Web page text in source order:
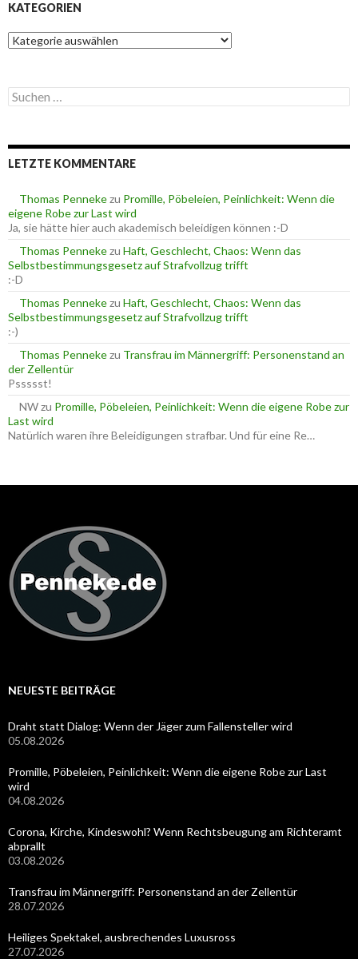
KATEGORIEN
K
a
g
o
n
S
u
e
n
c
h
:
LETZTE KOMMENTARE
Thomas Pennekezu Promille, Pöbeleien, Peinlichkeit: Wenn die
eigene Robe zur Last wird
Ja, sie hätte hier auch akademisch beleidigen können :-D
Thomas Pennekezu Haft, Geschlecht, Chaos: Wenn das
Selbstbestimmungsgesetz auf Strafvollzug trifft
:-D
Thomas Pennekezu Haft, Geschlecht, Chaos: Wenn das
Selbstbestimmungsgesetz auf Strafvollzug trifft
:-)
Thomas Pennekezu Transfrau im Männergriff: Personenstand an
der Zellentür
Pssssst!
NWzu Promille, Pöbeleien, Peinlichkeit: Wenn die eigene Robe zur
Last wird
Natürlich waren ihre Beleidigungen strafbar. Und für eine Re…
NEUESTE BEITRÄGE
Draht statt Dialog: Wenn der Jäger zum Fallensteller wird
05.08.2026
Promille, Pöbeleien, Peinlichkeit: Wenn die eigene Robe zur Last
wird
04.08.2026
Corona, Kirche, Kindeswohl? Wenn Rechtsbeugung am Richteramt
abprallt
03.08.2026
Transfrau im Männergriff: Personenstand an der Zellentür
28.07.2026
Heiliges Spektakel, ausbrechendes Luxusross
27.07.2026